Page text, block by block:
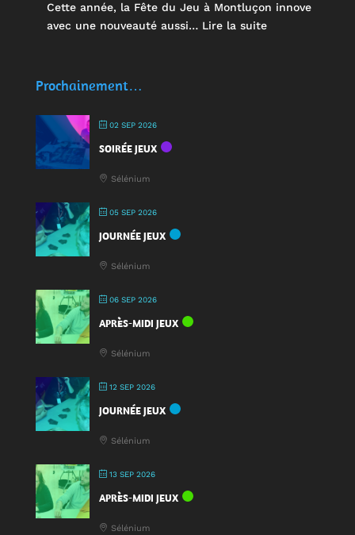
Cette année, la Fête du Jeu à Montluçon innove
avec une nouveauté aussi… Lire la suite:
Prochainement…
02 SEP 2026
SOIRÉE JEUX
Sélénium
05 SEP 2026
JOURNÉE JEUX
Sélénium
06 SEP 2026
APRÈS-MIDI JEUX
Sélénium
12 SEP 2026
JOURNÉE JEUX
Sélénium
13 SEP 2026
APRÈS-MIDI JEUX
Sélénium